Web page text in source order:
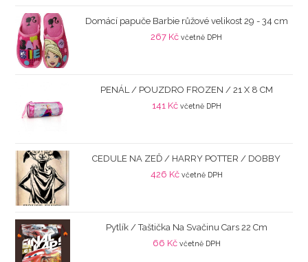
Domácí papuče Barbie růžové velikost 29 - 34 cm
267 Kč včetně DPH
PENÁL / POUZDRO FROZEN / 21 X 8 CM
141 Kč včetně DPH
CEDULE NA ZEĎ / HARRY POTTER / DOBBY
426 Kč včetně DPH
Pytlík / Taštička Na Svačinu Cars 22 Cm
66 Kč včetně DPH